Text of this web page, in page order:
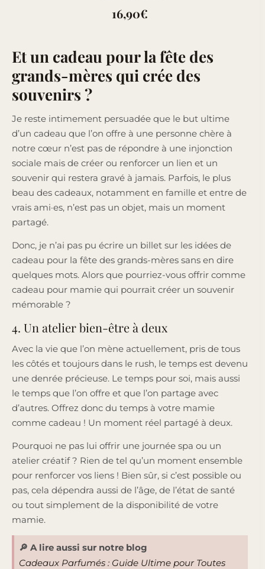
16,90€
Et un cadeau pour la fête des
grands-mères qui crée des
souvenirs ?
Je reste intimement persuadée que le but ultime
d’un cadeau que l’on offre à une personne chère à
notre cœur n’est pas de répondre à une injonction
sociale mais de créer ou renforcer un lien et un
souvenir qui restera gravé à jamais. Parfois, le plus
beau des cadeaux, notamment en famille et entre de
vrais ami·es, n’est pas un objet, mais un moment
partagé.
Donc, je n’ai pas pu écrire un billet sur les idées de
cadeau pour la fête des grands-mères sans en dire
quelques mots. Alors que pourriez-vous offrir comme
cadeau pour mamie qui pourrait créer un souvenir
mémorable ?
4. Un atelier bien-être à deux
Avec la vie que l’on mène actuellement, pris de tous
les côtés et toujours dans le rush, le temps est devenu
une denrée précieuse. Le temps pour soi, mais aussi
le temps que l’on offre et que l’on partage avec
d’autres. Offrez donc du temps à votre mamie
comme cadeau ! Un moment réel partagé à deux.
Pourquoi ne pas lui offrir une journée spa ou un
atelier créatif ? Rien de tel qu’un moment ensemble
pour renforcer vos liens ! Bien sûr, si c’est possible ou
pas, cela dépendra aussi de l’âge, de l’état de santé
ou tout simplement de la disponibilité de votre
mamie.
🔎 A lire aussi sur notre blog
Cadeaux Parfumés : Guide Ultime pour Toutes